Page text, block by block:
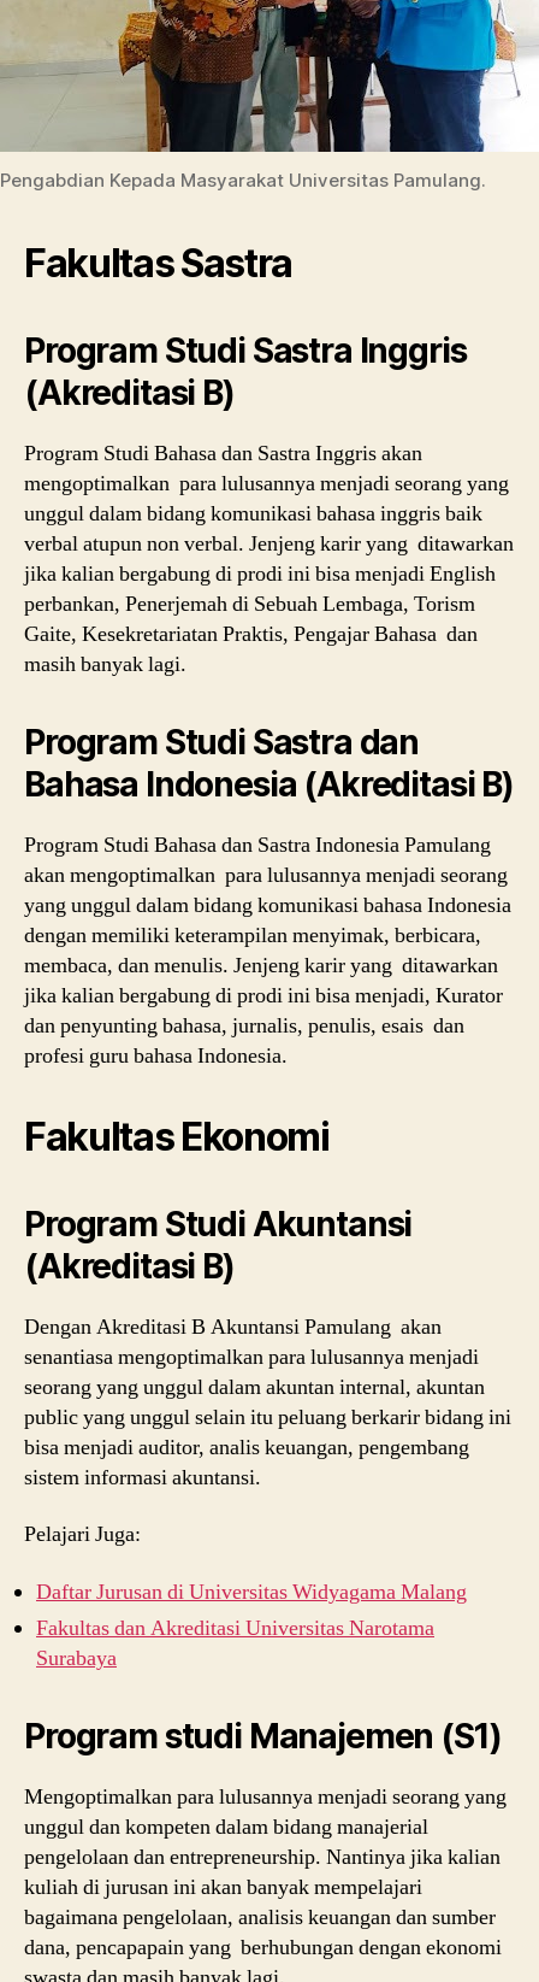
Pengabdian Kepada Masyarakat Universitas Pamulang.
Fakultas Sastra
Program Studi Sastra Inggris
(Akreditasi B)
Program Studi Bahasa dan Sastra Inggris akan
mengoptimalkan para lulusannya menjadi seorang yang
unggul dalam bidang komunikasi bahasa inggris baik
verbal atupun non verbal. Jenjeng karir yang ditawarkan
jika kalian bergabung di prodi ini bisa menjadi English
perbankan, Penerjemah di Sebuah Lembaga, Torism
Gaite, Kesekretariatan Praktis, Pengajar Bahasa dan
masih banyak lagi.
Program Studi Sastra dan
Bahasa Indonesia (Akreditasi B)
Program Studi Bahasa dan Sastra Indonesia Pamulang
akan mengoptimalkan para lulusannya menjadi seorang
yang unggul dalam bidang komunikasi bahasa Indonesia
dengan memiliki keterampilan menyimak, berbicara,
membaca, dan menulis. Jenjeng karir yang ditawarkan
jika kalian bergabung di prodi ini bisa menjadi, Kurator
dan penyunting bahasa, jurnalis, penulis, esais dan
profesi guru bahasa Indonesia.
Fakultas Ekonomi
Program Studi Akuntansi
(Akreditasi B)
Dengan Akreditasi B Akuntansi Pamulang akan
senantiasa mengoptimalkan para lulusannya menjadi
seorang yang unggul dalam akuntan internal, akuntan
public yang unggul selain itu peluang berkarir bidang ini
bisa menjadi auditor, analis keuangan, pengembang
sistem informasi akuntansi.
Pelajari Juga:
Daftar Jurusan di Universitas Widyagama Malang
Fakultas dan Akreditasi Universitas Narotama
Surabaya
Program studi Manajemen (S1)
Mengoptimalkan para lulusannya menjadi seorang yang
unggul dan kompeten dalam bidang manajerial
pengelolaan dan entrepreneurship. Nantinya jika kalian
kuliah di jurusan ini akan banyak mempelajari
bagaimana pengelolaan, analisis keuangan dan sumber
dana, pencapapain yang berhubungan dengan ekonomi